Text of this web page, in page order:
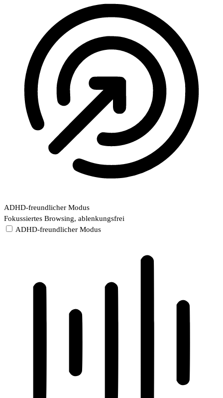
ADHD-freundlicher Modus
Fokussiertes Browsing, ablenkungsfrei
ADHD-freundlicher Modus